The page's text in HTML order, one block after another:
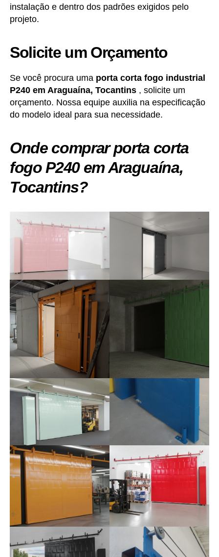
instalação e dentro dos padrões exigidos pelo
projeto.
Solicite um Orçamento
Se você procura uma porta corta fogo industrial
P240 em Araguaína, Tocantins , solicite um
orçamento. Nossa equipe auxilia na especificação
do modelo ideal para sua necessidade.
Onde comprar porta corta
fogo P240 em Araguaína,
Tocantins?